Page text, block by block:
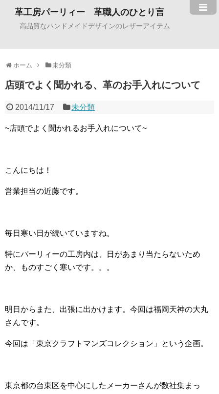
革工房パーリィー 革職人のひとり言
高品質なハンドメイドデザインのレザーアイテム
ホーム 未分類
店頭でよく聞かれる、革のお手入れについて
2014/11/17 未分類
~店頭でよく聞かれるお手入れについて~
こんにちは！
営業担当の近藤です。
毎日寒い日が続いていますね。
特にパーリィーの工房内は、日があまり当たらないため
か、ものすごく寒いです。。。
明日からまた、出張に出かけます。今回は福岡天神の大丸
さんです。
今回は「東京クラフトマンズコレクション」という企画。
東京都の台東区を中心にしたメーカーさんが数社集まっ